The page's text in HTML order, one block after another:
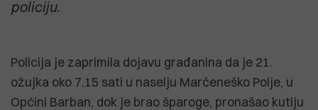
policiju.
Policija je zaprimila dojavu građanina da je 21.
ožujka oko 7.15 sati u naselju Marčeneško Polje, u
Općini Barban, dok je brao šparoge, pronašao kutiju